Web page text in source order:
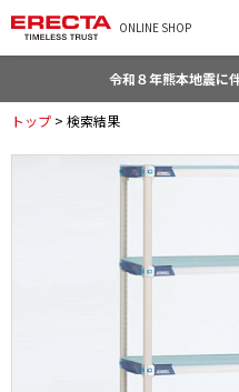
ONLINE SHOP
令和８年熊本地震に
トップ > 検索結果